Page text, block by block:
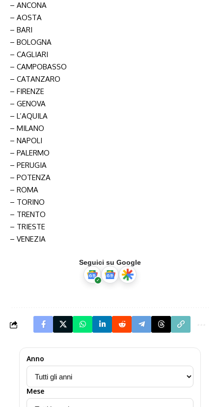
– ANCONA
– AOSTA
– BARI
– BOLOGNA
– CAGLIARI
– CAMPOBASSO
– CATANZARO
– FIRENZE
– GENOVA
– L’AQUILA
– MILANO
– NAPOLI
– PALERMO
– PERUGIA
– POTENZA
– ROMA
– TORINO
– TRENTO
– TRIESTE
– VENEZIA
Seguici su Google
Anno
Mese